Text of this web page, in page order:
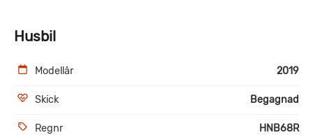
Husbil
Modellår 2019
Skick Begagnad
Regnr HNB68R